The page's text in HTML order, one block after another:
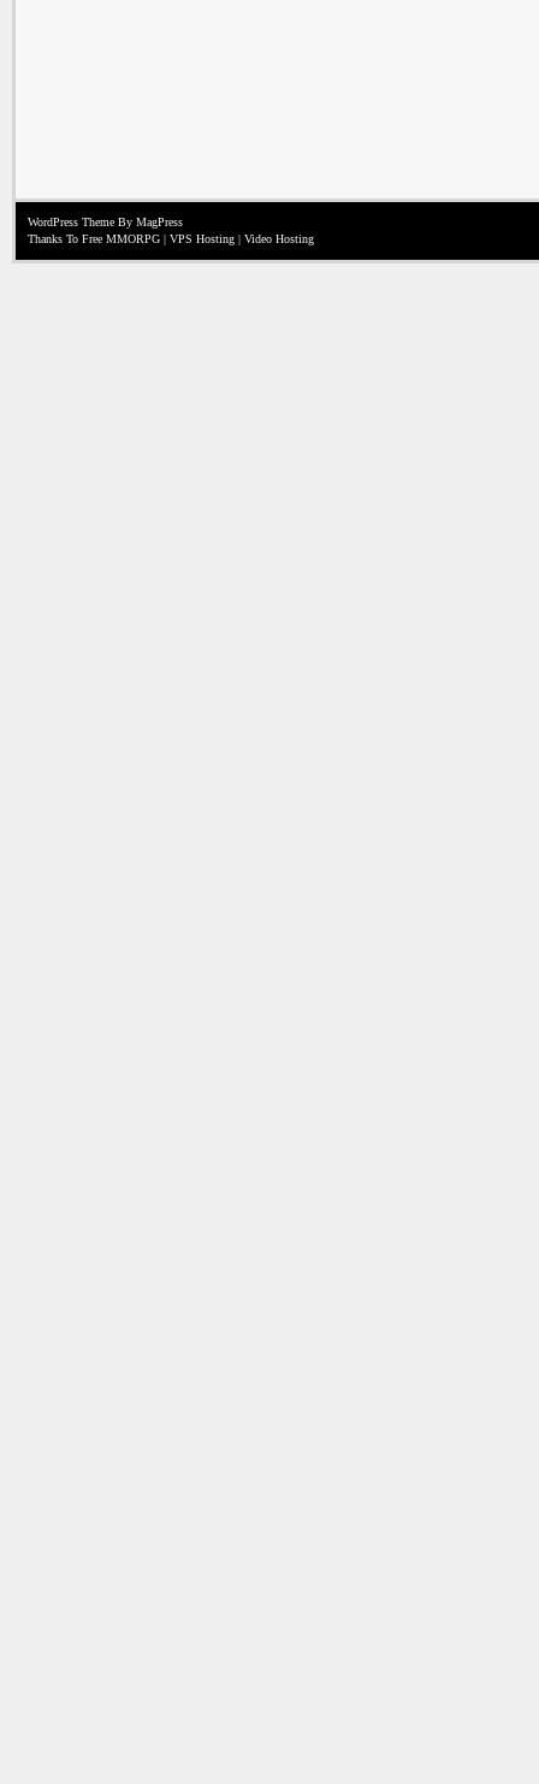
WordPress Theme By MagPress
Thanks To Free MMORPG | VPS Hosting | Video Hosting